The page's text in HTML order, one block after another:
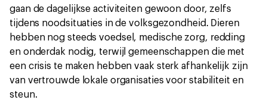
gaan de dagelijkse activiteiten gewoon door, zelfs
tijdens noodsituaties in de volksgezondheid. Dieren
hebben nog steeds voedsel, medische zorg, redding
en onderdak nodig, terwijl gemeenschappen die met
een crisis te maken hebben vaak sterk afhankelijk zijn
van vertrouwde lokale organisaties voor stabiliteit en
steun.